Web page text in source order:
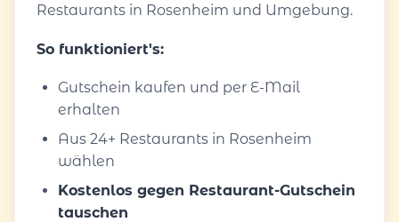
Restaurants in Rosenheim und Umgebung.
So funktioniert's:
Gutschein kaufen und per E-Mail
erhalten
Aus 24+ Restaurants in Rosenheim
wählen
Kostenlos gegen Restaurant-Gutschein
tauschen